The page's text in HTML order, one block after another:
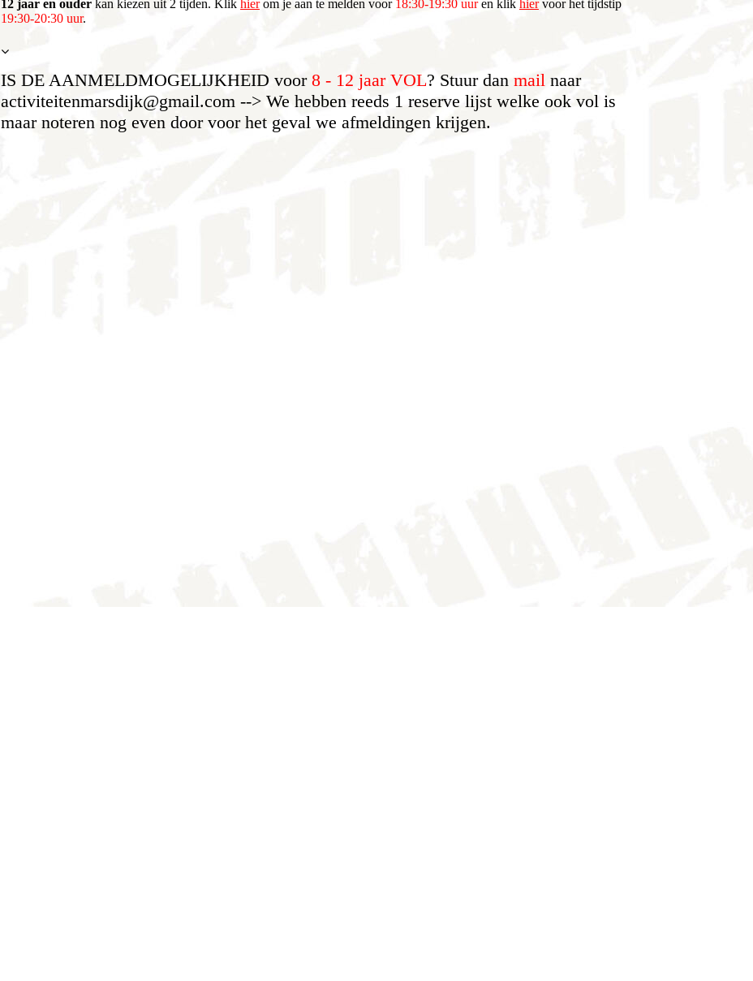
12 jaar en ouder kan kiezen uit 2 tijden. Klik hierom je aan te melden voor 18:30-19:30 uuren klik hiervoor het tijdstip
19:30-20:30 uur.
IS DE AANMELDMOGELIJKHEID voor 8 - 12 jaar VOL? Stuur dan mail naar
activiteitenmarsdijk@gmail.com --> We hebben reeds 1 reserve lijst welke ook vol is
maar noteren nog even door voor het geval we afmeldingen krijgen.